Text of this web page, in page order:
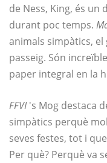
de Ness, King, és un
durant poc temps.
animals simpàtics, el
passeig. Són
paper integral en la
FFVI's Mog destaca
simpàtics perquè
seves festes, tot i
Per què? Perquè va